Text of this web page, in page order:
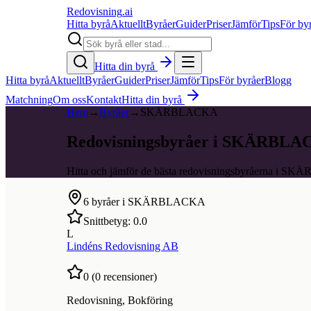
Redovisning.ai
Hitta byråAktuelltByråerGuiderPriserJämförTipsFör
Hitta din byrå
Hitta byråAktuelltByråerGuiderPriserJämförTipsFör byråerBlogg
MatchningOm ossKontaktHitta din byrå
Hem→Byråer→ SKÄRBLACKA
Redovisningsbyråer i
Hitta och jämför de bästa redovisningsbyråerna i
6 byråer i SKÄRBLACKA
Snittbetyg: 0.0
L
Lindéns Redovisning AB
0 (0 recensioner)
Redovisning, Bokföring